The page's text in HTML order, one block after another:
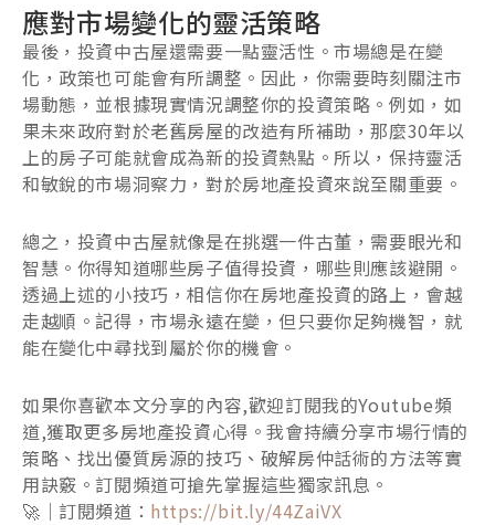
應對市場變化的靈活策略
最後，投資中古屋還需要一點靈活性。市場總是在變
化，政策也可能會有所調整。因此，你需要時刻關注市
場動態，並根據現實情況調整你的投資策略。例如，如
果未來政府對於老舊房屋的改造有所補助，那麼30年以
上的房子可能就會成為新的投資熱點。所以，保持靈活
和敏銳的市場洞察力，對於房地產投資來說至關重要。
總之，投資中古屋就像是在挑選一件古董，需要眼光和
智慧。你得知道哪些房子值得投資，哪些則應該避開。
透過上述的小技巧，相信你在房地產投資的路上，會越
走越順。記得，市場永遠在變，但只要你足夠機智，就
能在變化中尋找到屬於你的機會。
如果你喜歡本文分享的內容,歡迎訂閱我的Youtube頻
道,獲取更多房地產投資心得。我會持續分享市場行情的
策略、找出優質房源的技巧、破解房仲話術的方法等實
用訣竅。訂閱頻道可搶先掌握這些獨家訊息。
🚀｜訂閱頻道： https://bit.ly/44ZaiVX